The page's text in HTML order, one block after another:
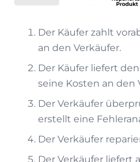
Der Käufer zahlt
an den Verkäufer.
Der Käufer liefert
seine Kosten an den
Der Verkäufer
erstellt eine
Der Verkäufer
Der Verkäufer liefert